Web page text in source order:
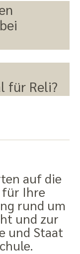
für Reli?
auf die
für Ihre
rund um
und zur
und Staat